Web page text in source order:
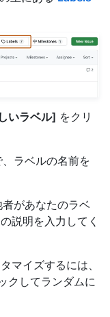
いラベル] をクリ
ラベルの名前を
があなたのラベ
説明を入力してく
マイズするには、
クしてランダムに